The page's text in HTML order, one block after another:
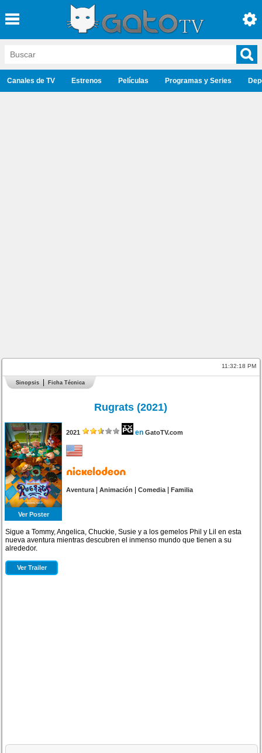
Canales de TV Estrenos Películas Programas y Series
11:32:18 PM
Sinopsis Ficha Técnica
Rugrats (2021)
Ver Poster
2021 en GatoTV.com
Aventura|Animación |Comedia|Familia
Sigue a Tommy, Angelica, Chuckie, Susie y a los gemelos Phil y Lil en esta
nueva aventura mientras descubren el inmenso mundo que tienen a su
alrededor.
Ver Trailer